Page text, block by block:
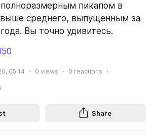
пикапом в
среднего, выпущенным за
Вы точно удивитесь.
05:14 0 views 0 reactions
Share